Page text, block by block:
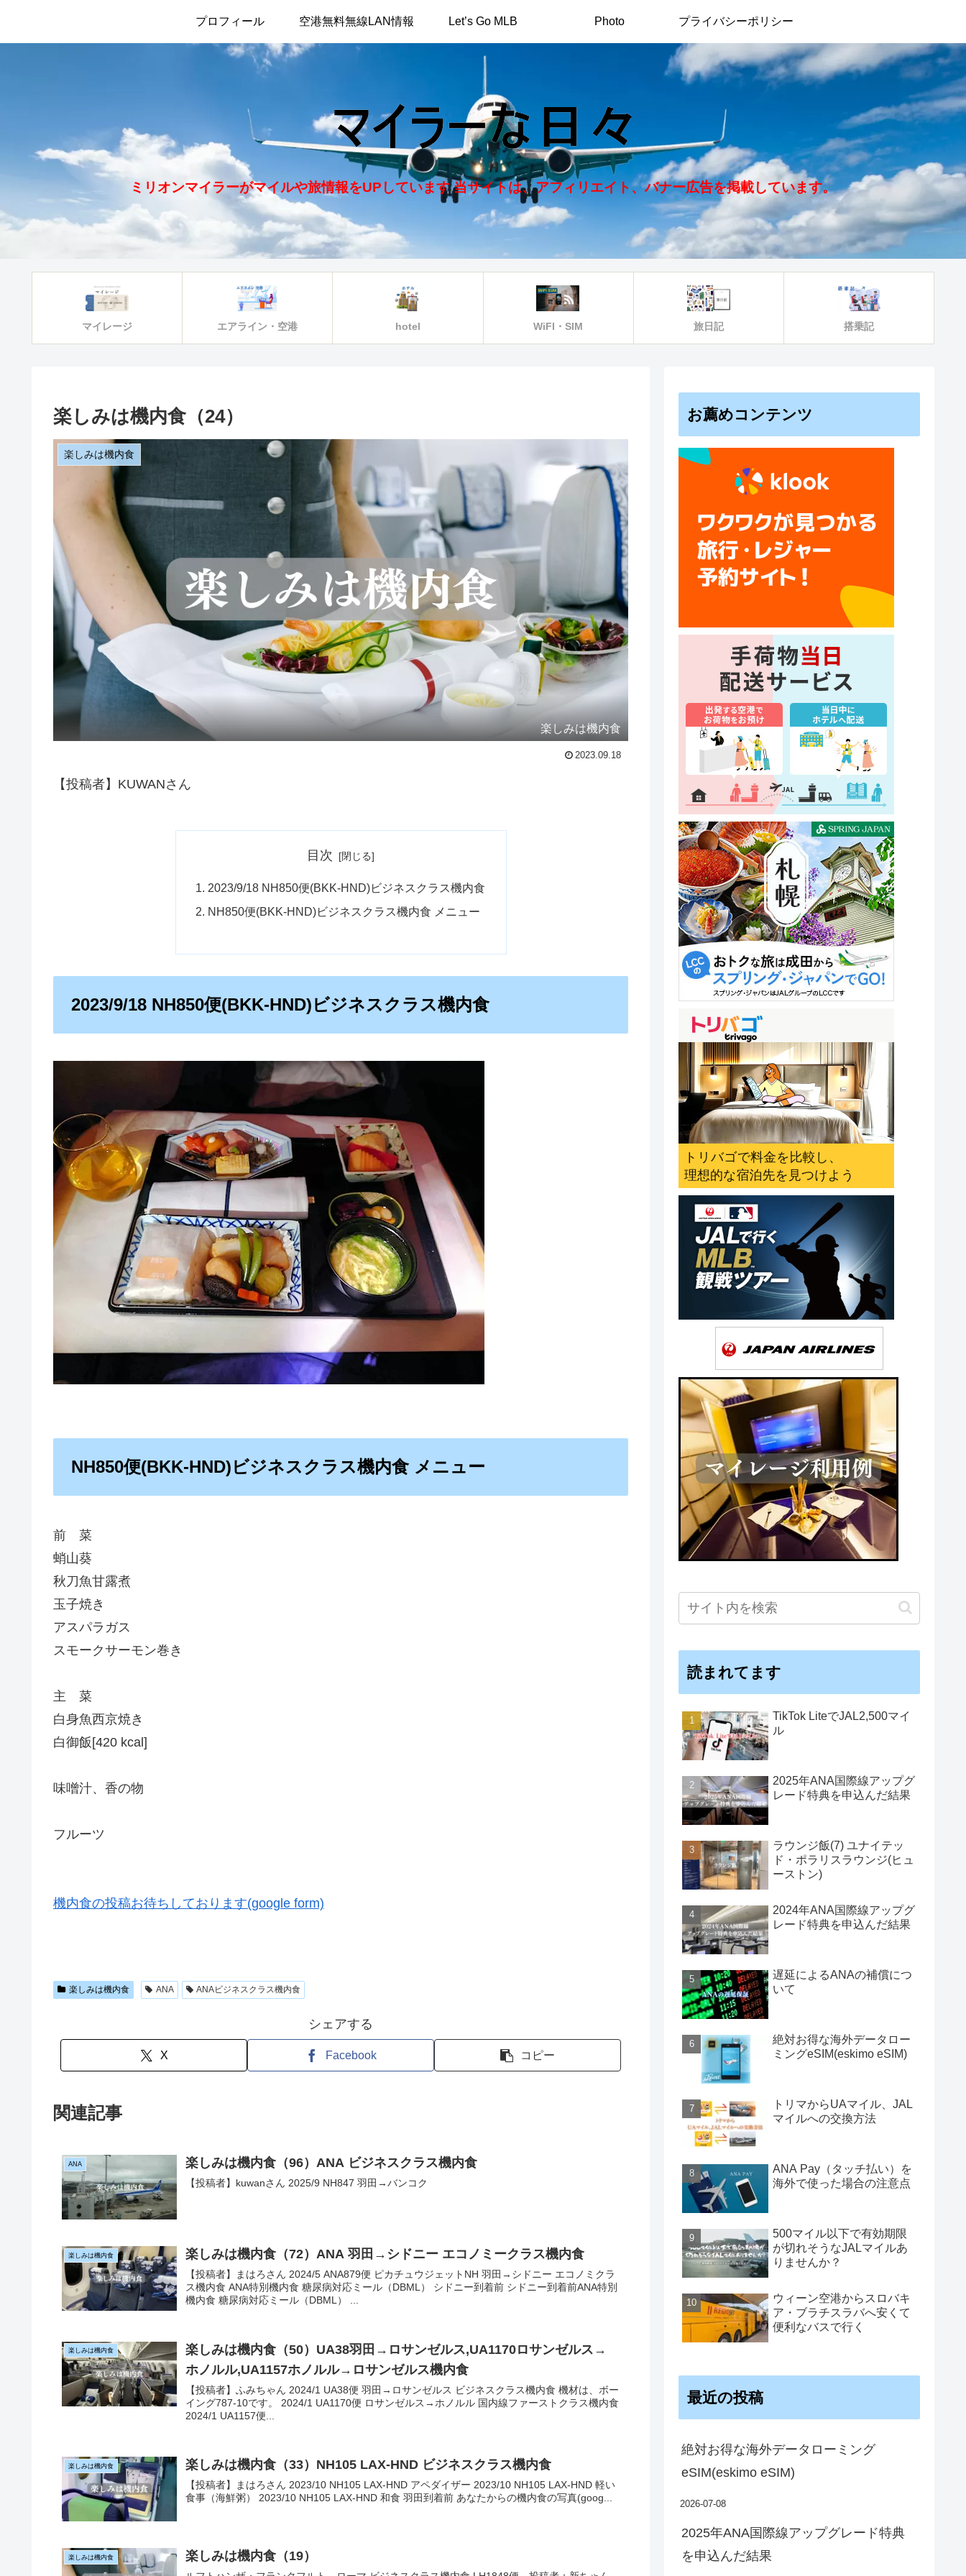
ミリオンマイラーがマイルや旅情報をUPしています 当サイトは、アフィリエイト、バナー広告を掲載しています。
プロフィール 空港無料無線LAN情報 Let’s Go MLB Photo プライバシーポリシー
マイレージ エアライン・空港 hotel WiFI・SIM 旅日記 搭乗記
楽しみは機内食（24）
楽しみは機内食
楽しみは機内食
2023.09.18
【投稿者】KUWANさん
目次
2023/9/18 NH850便(BKK-HND)ビジネスクラス機内食
NH850便(BKK-HND)ビジネスクラス機内食 メニュー
2023/9/18 NH850便(BKK-HND)ビジネスクラス機内食
NH850便(BKK-HND)ビジネスクラス機内食 メニュー
前 菜
蛸山葵
秋刀魚甘露煮
玉子焼き
アスパラガス
スモークサーモン巻き
主 菜
白身魚西京焼き
白御飯[420 kcal]
味噌汁、香の物
フルーツ
機内食の投稿お待ちしております(google form)
楽しみは機内食 ANA ANAビジネスクラス機内食
シェアする
X Facebook コピー
関連記事
ANA 楽しみは機内食（96）ANA ビジネスクラス機内食
【投稿者】kuwanさん 2025/9 NH847 羽田→バンコク
楽しみは機内食 楽しみは機内食（72）ANA 羽田→シドニー エコノミークラス機内食
【投稿者】まはろさん 2024/5 ANA879便 ピカチュウジェットNH 羽田→シドニー エコノミクラ
ス機内食 ANA特別機内食 糖尿病対応ミール（DBML） シドニー到着前 シドニー到着前ANA特別
機内食 糖尿病対応ミール（DBML） ...
楽しみは機内食
楽しみは機内食（50）UA38羽田→ロサンゼルス,UA1170ロサンゼルス→
ホノルル,UA1157ホノルル→ロサンゼルス機内食
【投稿者】ふみちゃん 2024/1 UA38便 羽田→ロサンゼルス ビジネスクラス機内食 機材は、ボー
イング787-10です。 2024/1 UA1170便 ロサンゼルス→ホノルル 国内線ファーストクラス機内食
2024/1 UA1157便...
楽しみは機内食 楽しみは機内食（33）NH105 LAX-HND ビジネスクラス機内食
【投稿者】まはろさん 2023/10 NH105 LAX-HND アペダイザー 2023/10 NH105 LAX-HND 軽い
食事（海鮮粥） 2023/10 NH105 LAX-HND 和食 羽田到着前 あなたからの機内食の写真(goog...
楽しみは機内食 楽しみは機内食（19）
お薦めコンテンツ
読まれてます
TikTok LiteでJAL2,500マイ
ル
2025年ANA国際線アップグ
レード特典を申込んだ結果
ラウンジ飯(7) ユナイテッ
ド・ポラリスラウンジ(ヒュ
ーストン)
2024年ANA国際線アップグ
レード特典を申込んだ結果
遅延によるANAの補償につ
いて
絶対お得な海外データロー
ミングeSIM(eskimo eSIM)
トリマからUAマイル、JAL
マイルへの交換方法
ANA Pay（タッチ払い）を
海外で使った場合の注意点
500マイル以下で有効期限
が切れそうなJALマイルあ
りませんか？
ウィーン空港からスロバキ
ア・ブラチスラバへ安くて
便利なバスで行く
最近の投稿
絶対お得な海外データローミング
eSIM(eskimo eSIM)
2026-07-08
2025年ANA国際線アップグレード特典
を申込んだ結果